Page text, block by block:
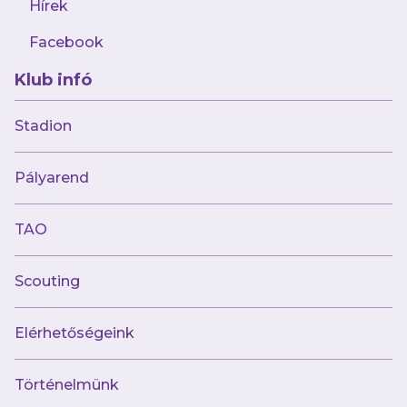
Hírek
Facebook
Klub infó
Stadion
Pályarend
TAO
Scouting
Elérhetőségeink
Történelmünk
menetrendje!